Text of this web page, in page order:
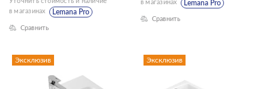
КОЛЛЕКЦИЯ
BLICK
BRASKO
в магазинах
Lemana Pro
Сравнить
в магазинах
Lemana Pro
Сравнить
Эксклюзив Эксклюзив